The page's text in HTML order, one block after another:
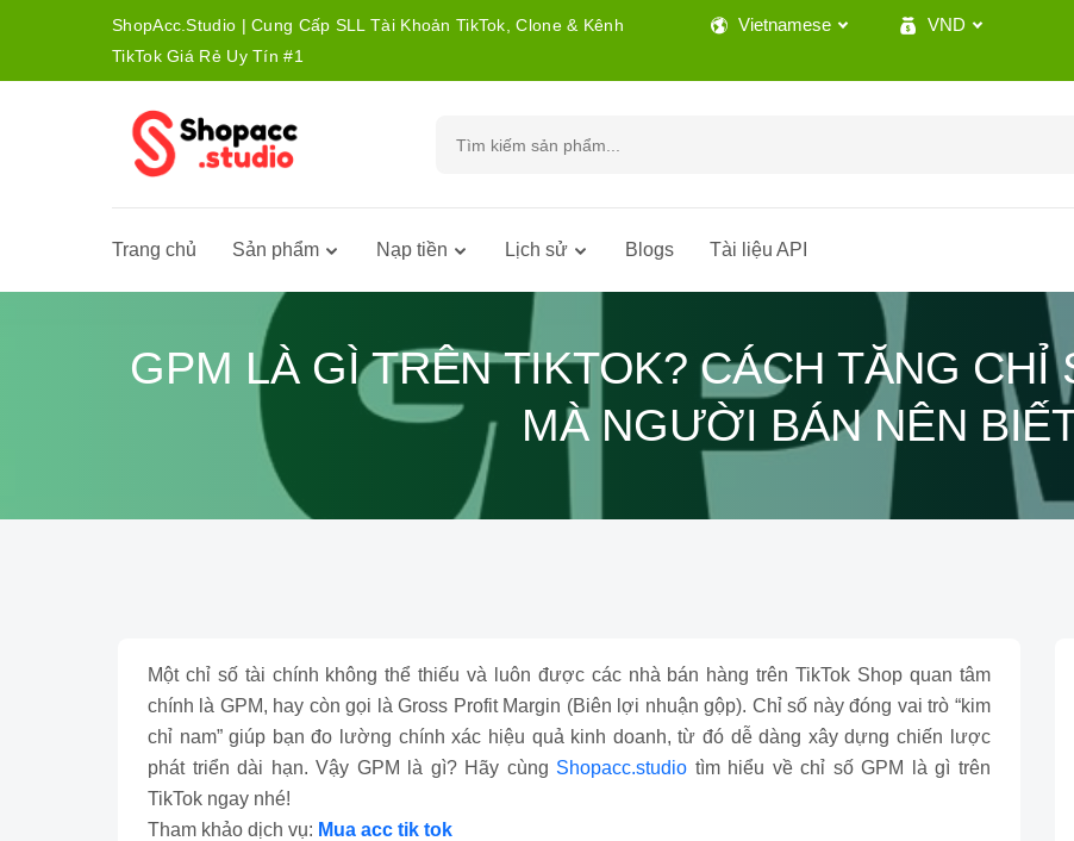
ShopAcc.Studio | Cung Cấp SLL Tài Khoản TikTok, Clone & Kênh
TikTok Giá Rẻ Uy Tín #1
Vietnamese VND
Trang chủ Sản phẩm Nạp tiền Lịch sử Blogs Tài liệu API
GPM LÀ GÌ TRÊN TIKTOK? CÁCH TĂNG CHỈ
MÀ NGƯỜI BÁN NÊN
Một chỉ số tài chính không thể thiếu và luôn được các nhà bán hàng trên TikTok Shop quan tâm
chính là GPM, hay còn gọi là Gross Profit Margin (Biên lợi nhuận gộp). Chỉ số này đóng vai trò “kim
chỉ nam” giúp bạn đo lường chính xác hiệu quả kinh doanh, từ đó dễ dàng xây dựng chiến lược
phát triển dài hạn. Vậy GPM là gì? Hãy cùng Shopacc.studio tìm hiểu về chỉ số GPM là gì trên
TikTok ngay nhé!
Tham khảo dịch vụ: Mua acc tik tok